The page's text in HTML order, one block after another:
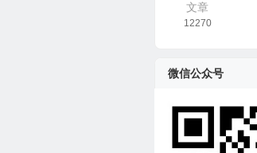
文章
12270
微信公众号